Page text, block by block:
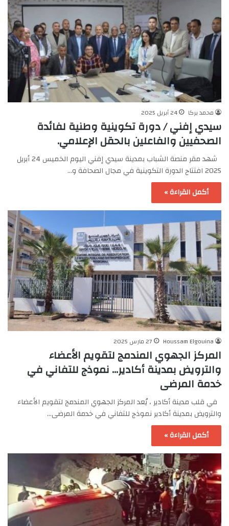
محمد بركا 24 أبريل 2025
سيدي إفني / دورة تكوينية وطنية لفائدة
الصحفيين والفاعلين بالحقل الإعلامي.
شهد مقر منصة الشباب بمدينة سيدي إفني اليوم الخميس 24 أبريل
2025 افتتاح الدورة التكوينية في مجال الصحافة و…
أكمل القراءة »
Houssam Elgouina 27 مارس 2025
المركز الجهوي المندمج لتقويم الأعضاء
والترويض بمدينة أكادير… نموذج للتفاني في
خدمة المرضى
في قلب مدينة أكادير ، يُعد المركز الجهوي المندمج لتقويم الأعضاء
والترويض بمدينة أكادير نموذج للتفاني في خدمة المرضى…
أكمل القراءة »